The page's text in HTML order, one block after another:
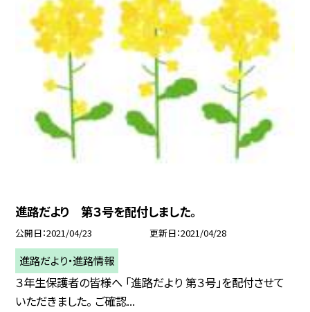
進路だより 第３号を配付しました。
公開日 2021/04/23 更新日 2021/04/28
進路だより・進路情報
３年生保護者の皆様へ 「進路だより 第３号」を配付させて
いただきました。 ご確認...